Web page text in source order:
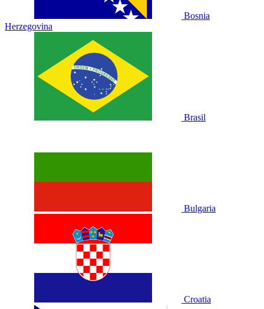
Bosnia
Herzegovina
Brasil
Bulgaria
Croatia